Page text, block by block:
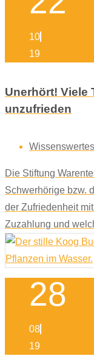
10
19
Unerhört! Viele
unzufrieden
Wissenswertes
Die Stiftung
Schwerhörige bzw.
der Zufriedenheit
Zuzahlung und
28
08
19